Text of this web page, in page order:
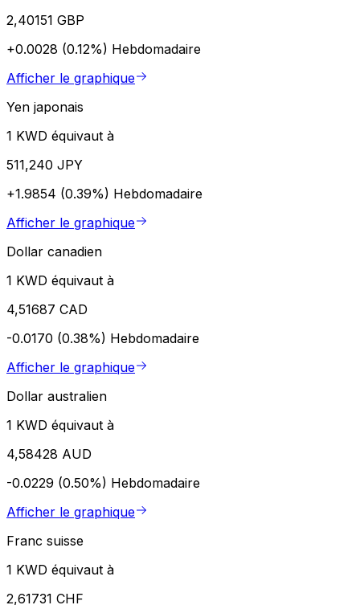
2,40151 GBP
+0.0028 (0.12%) Hebdomadaire
Afficher le graphique
Yen japonais
1 KWD équivaut à
511,240 JPY
+1.9854 (0.39%) Hebdomadaire
Afficher le graphique
Dollar canadien
1 KWD équivaut à
4,51687 CAD
-0.0170 (0.38%) Hebdomadaire
Afficher le graphique
Dollar australien
1 KWD équivaut à
4,58428 AUD
-0.0229 (0.50%) Hebdomadaire
Afficher le graphique
Franc suisse
1 KWD équivaut à
2,61731 CHF